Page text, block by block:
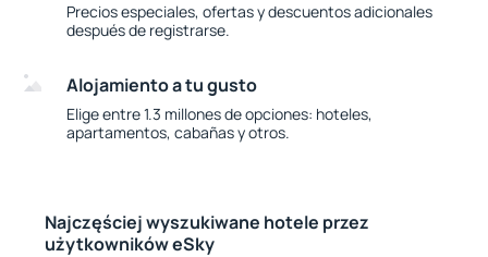
Precios especiales, ofertas y descuentos adicionales
después de registrarse.
Alojamiento a tu gusto
Elige entre 1.3 millones de opciones: hoteles,
apartamentos, cabañas y otros.
Najczęściej wyszukiwane hotele przez
użytkowników eSky